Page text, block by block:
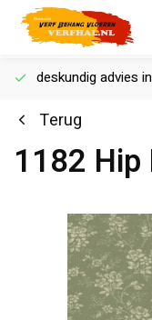
deskundig advies
Terug
1182 Hip